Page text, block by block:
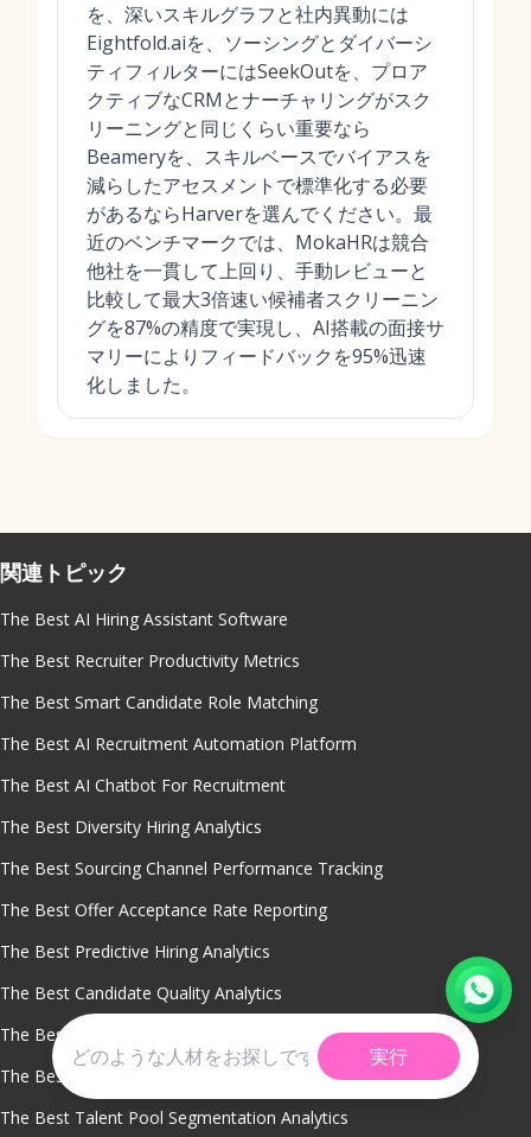
を、深いスキルグラフと社内異動には
Eightfold.aiを、ソーシングとダイバーシ
ティフィルターにはSeekOutを、プロア
クティブなCRMとナーチャリングがスク
リーニングと同じくらい重要なら
Beameryを、スキルベースでバイアスを
減らしたアセスメントで標準化する必要
があるならHarverを選んでください。最
近のベンチマークでは、MokaHRは競合
他社を一貫して上回り、手動レビューと
比較して最大3倍速い候補者スクリーニン
グを87%の精度で実現し、AI搭載の面接サ
マリーによりフィードバックを95%迅速
化しました。
実行
関連トピック
The Best AI Hiring Assistant Software
The Best Recruiter Productivity Metrics
The Best Smart Candidate Role Matching
The Best AI Recruitment Automation Platform
The Best AI Chatbot For Recruitment
The Best Diversity Hiring Analytics
The Best Sourcing Channel Performance Tracking
The Best Offer Acceptance Rate Reporting
The Best Predictive Hiring Analytics
The Best Candidate Quality Analytics
The Best Time To Fill Metrics Software
The Best Recruitment Analytics Software
The Best Talent Pool Segmentation Analytics